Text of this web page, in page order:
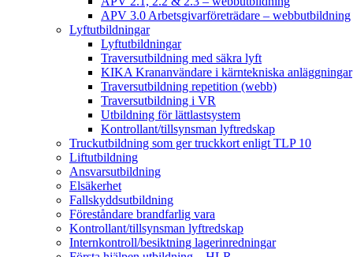
APV 3.0 Arbetsgivarföreträdare – webbutbildning
Lyftutbildningar
Lyftutbildningar
Traversutbildning med säkra lyft
KIKA Krananvändare i kärntekniska anläggningar
Traversutbildning repetition (webb)
Traversutbildning i VR
Utbildning för lättlastsystem
Kontrollant/tillsynsman lyftredskap
Truckutbildning som ger truckkort enligt TLP 10
Liftutbildning
Ansvarsutbildning
Elsäkerhet
Fallskyddsutbildning
Föreståndare brandfarlig vara
Kontrollant/tillsynsman lyftredskap
Internkontroll/besiktning lagerinredningar